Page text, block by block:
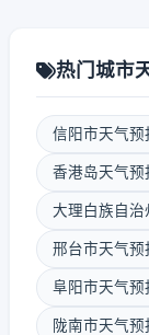
热门城市
信阳市天气预
香港岛天气预
大理白族自治
邢台市天气预
阜阳市天气预
陇南市天气预